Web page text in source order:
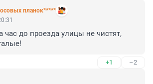
планок*****
час до проезда улицы не чистят,
+1 –2